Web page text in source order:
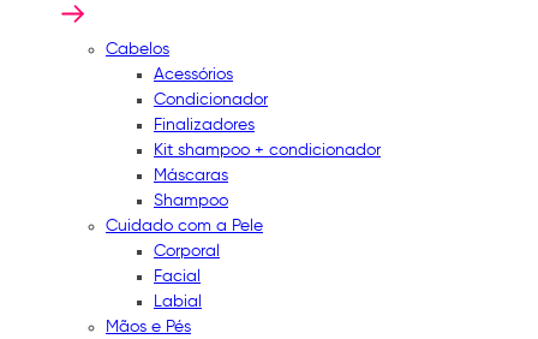
Cabelos
Acessórios
Condicionador
Finalizadores
Kit shampoo + condicionador
Máscaras
Shampoo
Cuidado com a Pele
Corporal
Facial
Labial
Mãos e Pés